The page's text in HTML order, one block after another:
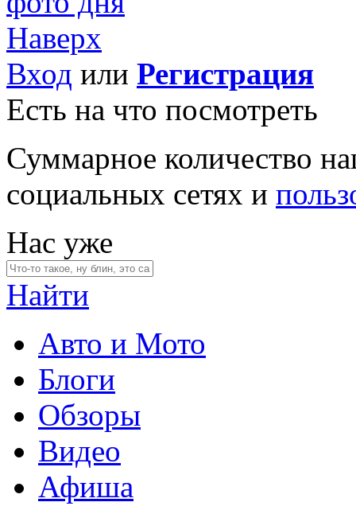
Наверх
Вход или Регистрация
Есть на что посмотреть
Суммарное количество
социальных сетях и
Нас уже
Найти
Авто и Мото
Блоги
Обзоры
Видео
Афиша